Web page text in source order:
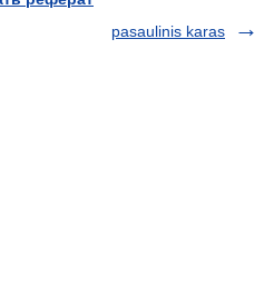
pasaulinis karas